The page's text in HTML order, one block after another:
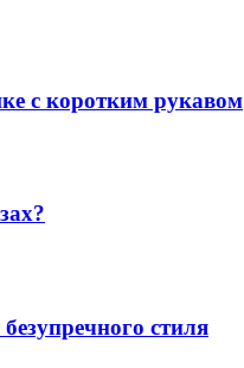
с коротким рукавом
стиля